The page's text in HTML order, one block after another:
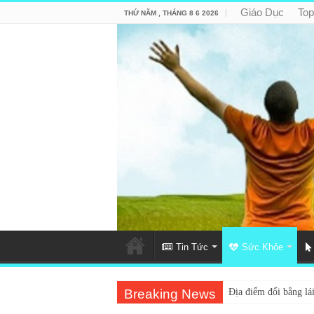
THỨ NĂM , THÁNG 8 6 2026 Giáo Dục
Tin Tức Sức Khỏe
Breaking News Địa điểm đổi bằng
Trung tâm nào học